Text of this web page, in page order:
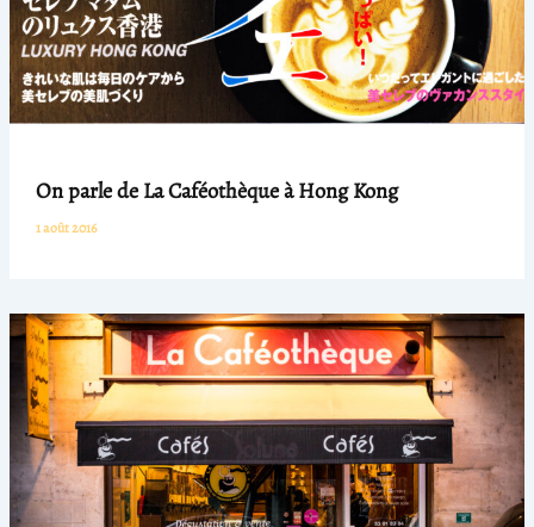
On parle de La Caféothèque à Hong Kong
1 août 2016